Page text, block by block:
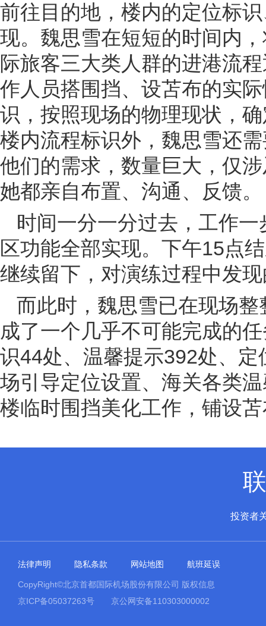
前往目的地，楼内的定位标
现。魏思雪在短短的时间内
际旅客三大类人群的进港流
作人员搭围挡、设苫布的实
识，按照现场的物理现状，
楼内流程标识外，魏思雪还
他们的需求，数量巨大，仅
她都亲自布置、沟通、反馈。
时间一分一分过去，工作
区功能全部实现。下午15点
继续留下，对演练过程中发
而此时，魏思雪已在现场
成了一个几乎不可能完成的
识44处、温馨提示392处、
场引导定位设置、海关各类
楼临时围挡美化工作，铺设
投资者
法律声明 隐私条款 网站地图 航班延误
CopyRight©北京首都国际机场股份有限公司 版权信息
京ICP备05037263号
京公网安备110303000002